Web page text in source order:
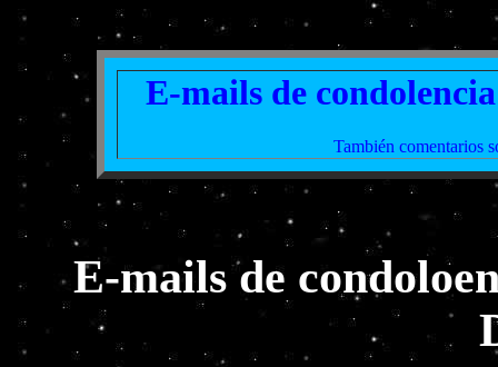
E-mails de
También comentarios
E-mails de